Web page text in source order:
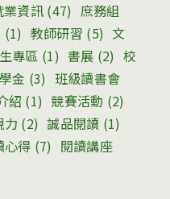
業資訊 (47) 庶務組
(1) 教師研習 (5) 文
專區 (1) 書展 (2) 校
金 (3) 班級讀書會
紹 (1) 競賽活動 (2)
力 (2) 誠品閱讀 (1)
心得 (7) 閱讀講座